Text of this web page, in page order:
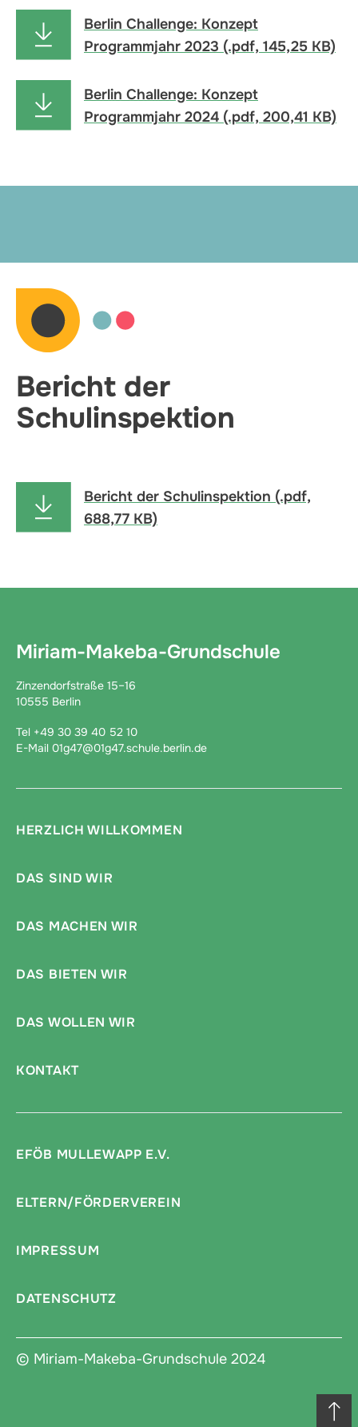
Berlin Challenge: Konzept
Programmjahr 2023 (.pdf, 145,25 KB)
Berlin Challenge: Konzept
Programmjahr 2024 (.pdf, 200,41 KB)
Bericht der
Schulinspektion
Bericht der Schulinspektion (.pdf,
688,77 KB)
Miriam-Makeba-Grundschule
Zinzendorfstraße 15–16
10555 Berlin
Tel +49 30 39 40 52 10
E-Mail 01g47@01g47.schule.berlin.de
HERZLICH WILLKOMMEN
DAS SIND WIR
DAS MACHEN WIR
DAS BIETEN WIR
DAS WOLLEN WIR
KONTAKT
EFÖB MULLEWAPP E.V.
ELTERN/FÖRDERVEREIN
IMPRESSUM
DATENSCHUTZ
© Miriam-Makeba-Grundschule 2024